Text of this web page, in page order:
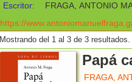
Escritor:
FRAGA, ANTONIO
https://
Mostrando del 1 al 3 de 3 resultados.
Papá
FRAGA,